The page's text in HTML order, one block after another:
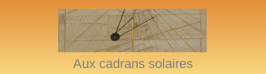
Aux cadrans solaires